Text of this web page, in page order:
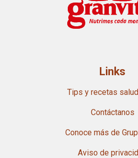
Links
Tips y recetas
Contáctanos
Conoce más de
Aviso de